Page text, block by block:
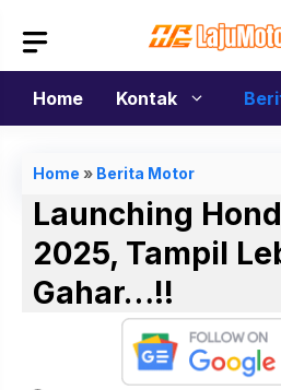
isi
Home
Kontak
Home » Berita Motor
Launching
2025, Tampil
Gahar…!!